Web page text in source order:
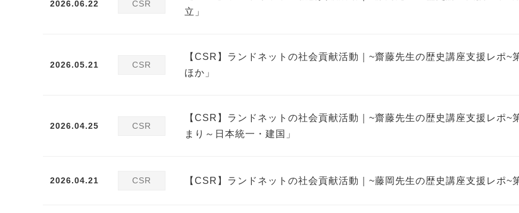
2026.06.22 CSR
立」
2026.05.21 CSR
【CSR】ランドネットの社会貢献活動｜~齋藤先生の歴史講座支援レポ
ほか」
2026.04.25 CSR
【CSR】ランドネットの社会貢献活動｜~齋藤先生の歴史講座支援レポ
まり～日本統一・建国」
2026.04.21 CSR 【CSR】ランドネットの社会貢献活動｜~藤岡先生の歴史講座支援レポ~